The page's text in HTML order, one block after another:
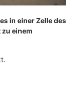
in einer Zelle des
einem